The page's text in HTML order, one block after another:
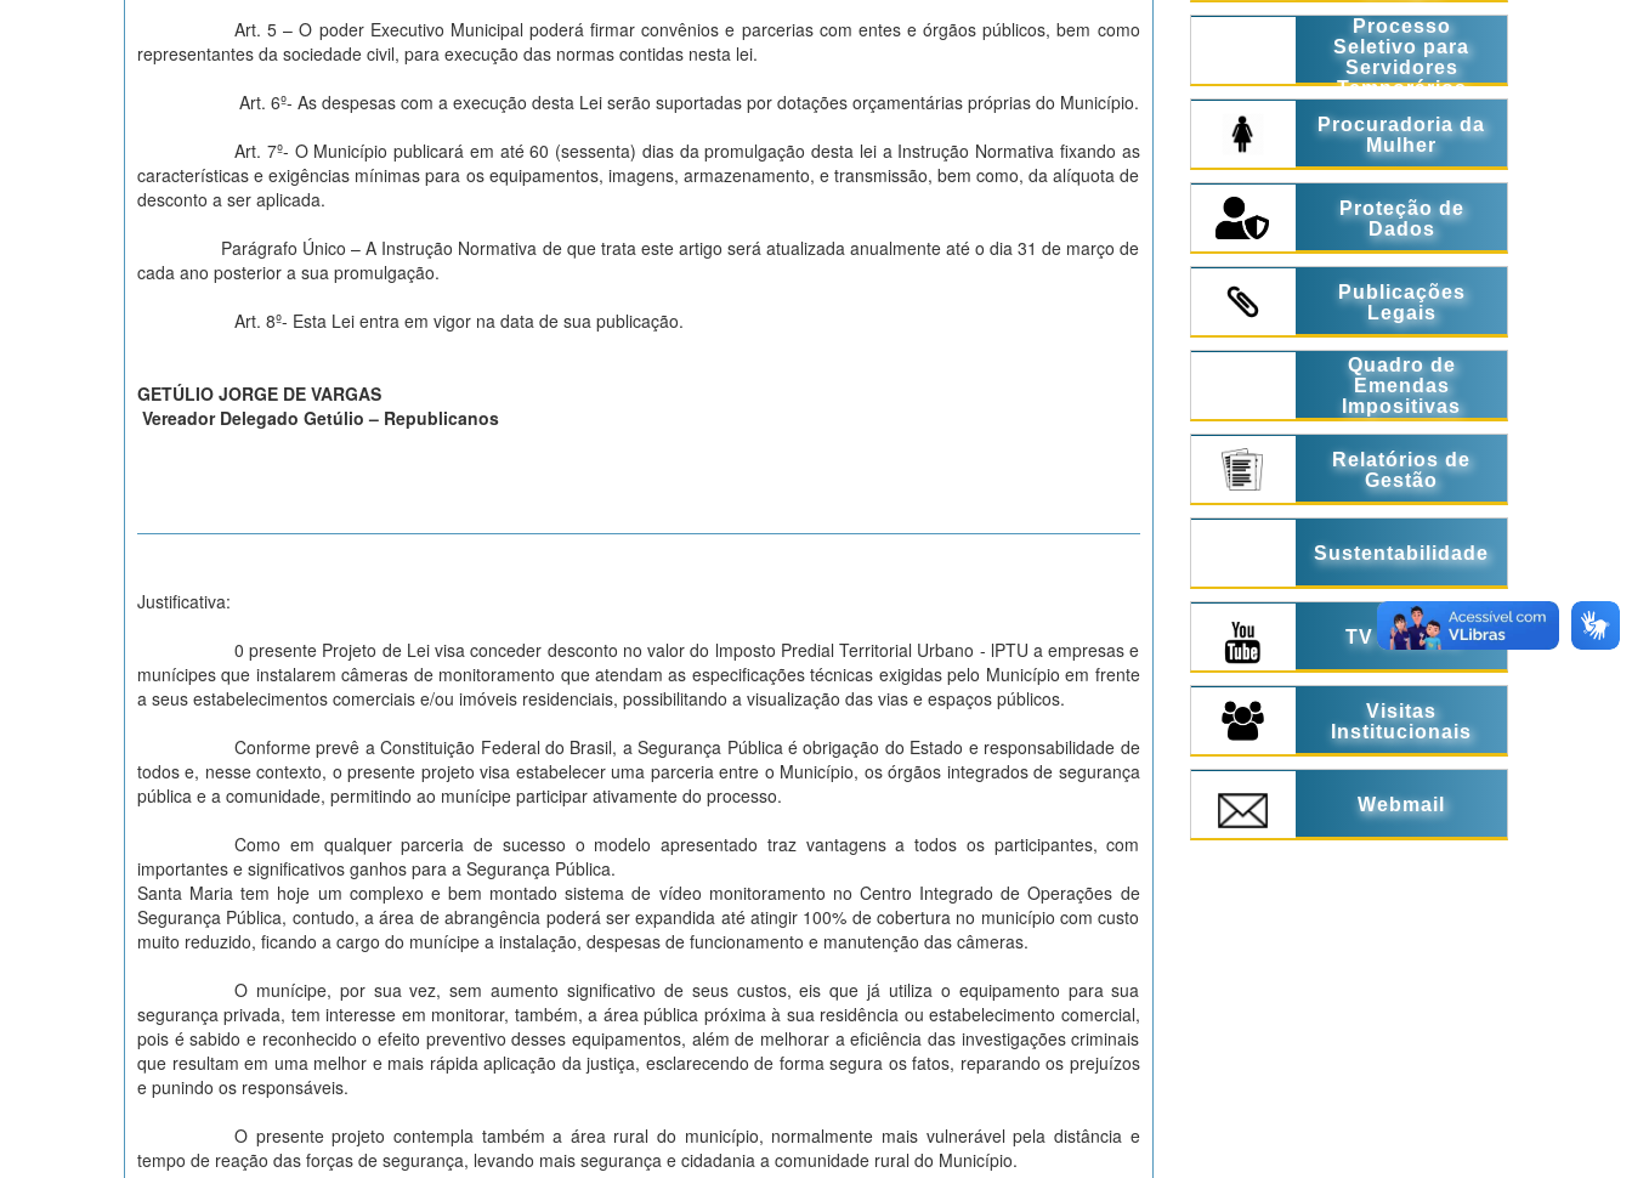
Art. 5 – O poder Executivo Municipal poderá firmar convênios e parcerias com entes e órgãos públicos, bem como
representantes da sociedade civil, para execução das normas contidas nesta lei.
Art. 6º- As despesas com a execução desta Lei serão suportadas por dotações orçamentárias próprias do Município.
Art. 7º- O Município publicará em até 60 (sessenta) dias da promulgação desta lei a Instrução Normativa fixando as
características e exigências mínimas para os equipamentos, imagens, armazenamento, e transmissão, bem como, da alíquota de
desconto a ser aplicada.
Parágrafo Único – A Instrução Normativa de que trata este artigo será atualizada anualmente até o dia 31 de março de
cada ano posterior a sua promulgação.
Art. 8º- Esta Lei entra em vigor na data de sua publicação.
GETÚLIO JORGE DE VARGAS
Vereador Delegado Getúlio – Republicanos
Justificativa:
0 presente Projeto de Lei visa conceder desconto no valor do lmposto Predial Territorial Urbano - lPTU a empresas e
munícipes que instalarem câmeras de monitoramento que atendam as especificações técnicas exigidas pelo Município em frente
a seus estabelecimentos comerciais e/ou imóveis residenciais, possibilitando a visualização das vias e espaços públicos.
Conforme prevê a Constituição Federal do Brasil, a Segurança Pública é obrigação do Estado e responsabilidade de
todos e, nesse contexto, o presente projeto visa estabelecer uma parceria entre o Município, os órgãos integrados de segurança
pública e a comunidade, permitindo ao munícipe participar ativamente do processo.
Como em qualquer parceria de sucesso o modelo apresentado traz vantagens a todos os participantes, com
importantes e significativos ganhos para a Segurança Pública.
Santa Maria tem hoje um complexo e bem montado sistema de vídeo monitoramento no Centro Integrado de Operações de
Segurança Pública, contudo, a área de abrangência poderá ser expandida até atingir 100% de cobertura no município com custo
muito reduzido, ficando a cargo do munícipe a instalação, despesas de funcionamento e manutenção das câmeras.
O munícipe, por sua vez, sem aumento significativo de seus custos, eis que já utiliza o equipamento para sua
segurança privada, tem interesse em monitorar, também, a área pública próxima à sua residência ou estabelecimento comercial,
pois é sabido e reconhecido o efeito preventivo desses equipamentos, além de melhorar a eficiência das investigações criminais
que resultam em uma melhor e mais rápida aplicação da justiça, esclarecendo de forma segura os fatos, reparando os prejuízos
e punindo os responsáveis.
O presente projeto contempla também a área rural do município, normalmente mais vulnerável pela distância e
tempo de reação das forças de segurança, levando mais segurança e cidadania a comunidade rural do Município.
Processo
Seletivo para
Servidores
Temporários
Procuradoria da
Mulher
Proteção de
Dados
Publicações
Legais
Quadro de
Emendas
Impositivas
Relatórios de
Gestão
Sustentabilidade
TV Câmara
Visitas
Institucionais
Webmail